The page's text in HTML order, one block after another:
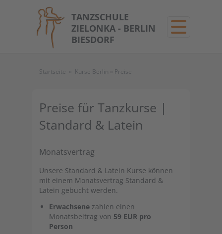
TANZSCHULE
ZIELONKA - BERLIN
BIESDORF
Startseite » Kurse Berlin » Preise
Preise für Tanzkurse |
Standard & Latein
Monatsvertrag
Unsere Standard & Latein Kurse können
mit einem Monatsvertrag Standard &
Latein gebucht werden.
Erwachsene zahlen einen
Monatsbeitrag von 59 EUR pro
Person